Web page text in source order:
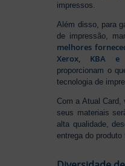
impressos.
Além disso, para
de impressão,
melhores
Xerox, KBA e
proporcionam o
tecnologia de
Com a Atual
seus materiais
alta qualidade,
entrega do produto